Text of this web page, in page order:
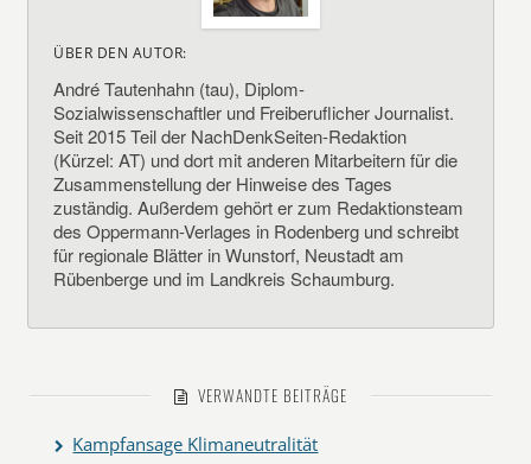
ÜBER DEN AUTOR:
André Tautenhahn (tau), Diplom-
Sozialwissenschaftler und Freiberuflicher Journalist.
Seit 2015 Teil der NachDenkSeiten-Redaktion
(Kürzel: AT) und dort mit anderen Mitarbeitern für die
Zusammenstellung der Hinweise des Tages
zuständig. Außerdem gehört er zum Redaktionsteam
des Oppermann-Verlages in Rodenberg und schreibt
für regionale Blätter in Wunstorf, Neustadt am
Rübenberge und im Landkreis Schaumburg.
VERWANDTE BEITRÄGE
Kampfansage Klimaneutralität